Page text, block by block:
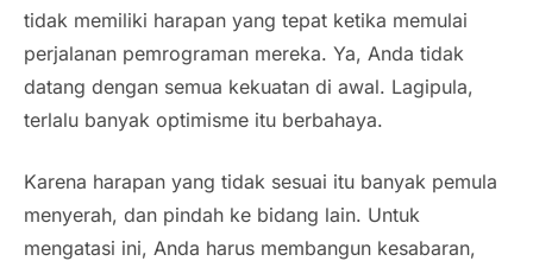
tidak memiliki harapan yang tepat ketika memulai
perjalanan pemrograman mereka. Ya, Anda tidak
datang dengan semua kekuatan di awal. Lagipula,
terlalu banyak optimisme itu berbahaya.
Karena harapan yang tidak sesuai itu banyak pemula
menyerah, dan pindah ke bidang lain. Untuk
mengatasi ini, Anda harus membangun kesabaran,